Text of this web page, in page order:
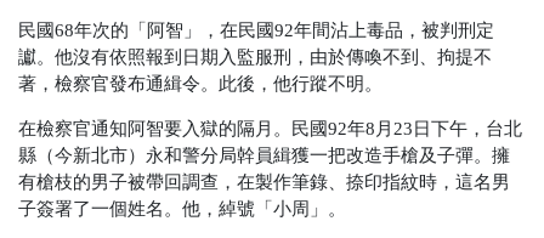
民國68年次的「阿智」，在民國92年間沾上毒品，被判刑定
讞。他沒有依照報到日期入監服刑，由於傳喚不到、拘提不
著，檢察官發布通緝令。此後，他行蹤不明。
在檢察官通知阿智要入獄的隔月。民國92年8月23日下午，台北
縣（今新北市）永和警分局幹員緝獲一把改造手槍及子彈。擁
有槍枝的男子被帶回調查，在製作筆錄、捺印指紋時，這名男
子簽署了一個姓名。他，綽號「小周」。